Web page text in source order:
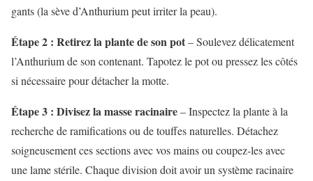
gants (la sève d’Anthurium peut irriter la peau).
Étape 2 : Retirez la plante de son pot– Soulevez délicatement
l’Anthurium de son contenant. Tapotez le pot ou pressez les côtés
si nécessaire pour détacher la motte.
Étape 3 : Divisez la masse racinaire– Inspectez la plante à la
recherche de ramifications ou de touffes naturelles. Détachez
soigneusement ces sections avec vos mains ou coupez-les avec
une lame stérile. Chaque division doit avoir un système racinaire